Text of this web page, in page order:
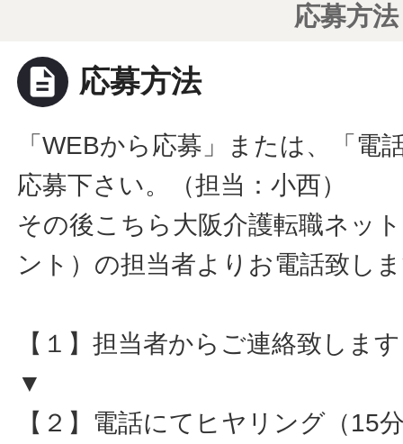
応募方法
description 応募方法
「WEBから応募」または、「電
応募下さい。（担当：小西）
その後こちら大阪介護転職ネッ
ント）の担当者よりお電話致し
【１】担当者からご連絡致します
▼
【２】電話にてヒヤリング（15